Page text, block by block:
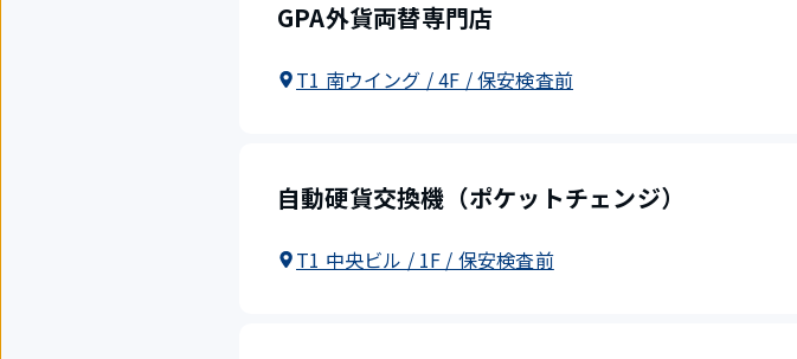
GPA外貨両替専門店
T1 南ウイング / 4F / 保安検査前
自動硬貨交換機（ポケットチェンジ）
T1 中央ビル / 1F / 保安検査前